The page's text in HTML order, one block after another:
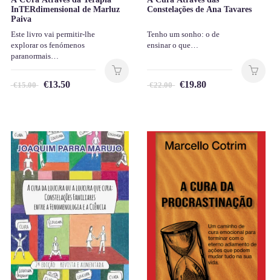
InTERdimensional de Marluz
Paiva
Este livro vai permitir-lhe
explorar os fenómenos
paranormais…
€15.00 €13.50
Constelações de Ana Tavares
Tenho um sonho: o de
ensinar o que…
€22.00 €19.80